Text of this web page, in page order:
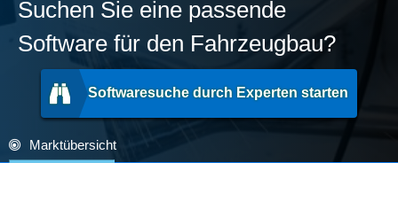
Suchen Sie eine passende
Software für den Fahrzeugbau?
Softwaresuche durch Experten starten
Marktübersicht